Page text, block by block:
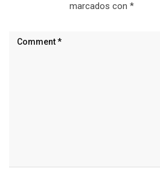
marcados con *